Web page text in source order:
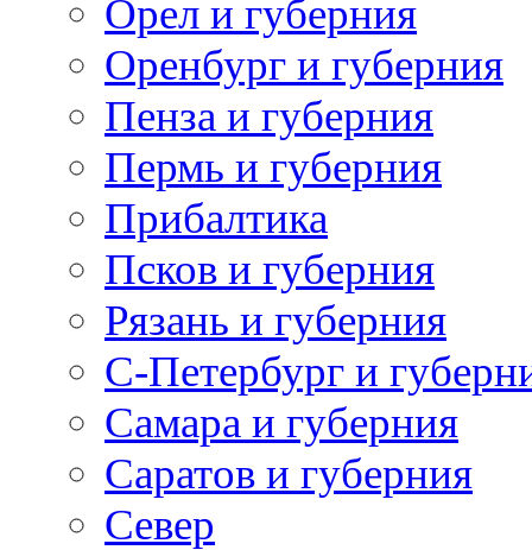
Орел и губерния
Оренбург и губерния
Пенза и губерния
Пермь и губерния
Прибалтика
Псков и губерния
Рязань и губерния
С-Петербург и
Самара и губерния
Саратов и губерния
Север